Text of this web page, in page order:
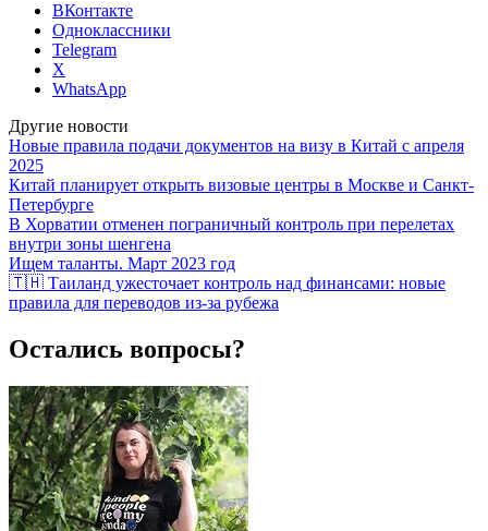
ВКонтакте
Одноклассники
Telegram
X
WhatsApp
Другие новости
Новые правила подачи документов на визу в Китай с апреля
2025
Китай планирует открыть визовые центры в Москве и Санкт-
Петербурге
В Хорватии отменен пограничный контроль при перелетах
внутри зоны шенгена
Ищем таланты. Март 2023 год
🇹🇭 Таиланд ужесточает контроль над финансами: новые
правила для переводов из-за рубежа
Остались вопросы?